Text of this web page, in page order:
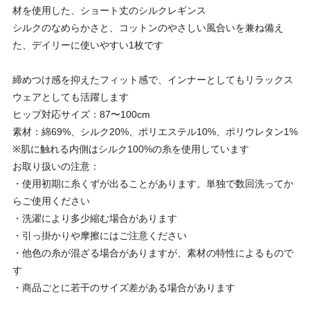
材を使用した、ショート丈のシルクレギンス
シルクのなめらかさと、コットンのやさしい風合いを兼ね備え
た、デイリーに使いやすい1枚です
締めつけ感を抑えたフィット感で、インナーとしてもリラックス
ウェアとしても活躍します
ヒップ対応サイズ：87〜100cm
素材：綿69%、シルク20%、ポリエステル10%、ポリウレタン1%
※肌に触れる内側はシルク100%の糸を使用しています
お取り扱いの注意：
・使用初期に糸くずが出ることがあります。単独で数回洗ってか
らご使用ください
・洗濯により多少縮む場合があります
・引っ掛かりや摩擦にはご注意ください
・他色の糸が混ざる場合がありますが、素材の特性によるもので
す
・商品ごとに若干のサイズ差がある場合があります